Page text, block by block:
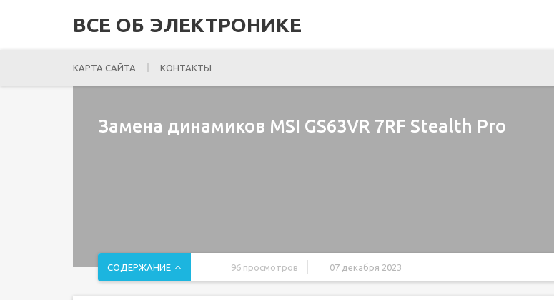
ВСЕ ОБ ЭЛЕКТРОНИКЕ
КАРТА САЙТА КОНТАКТЫ
Замена динамиков MSI GS63VR 7RF Stealth Pro
СОДЕРЖАНИЕ 96 просмотров 07 декабря 2023